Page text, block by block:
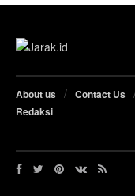
About us Contact Us
Redaksi